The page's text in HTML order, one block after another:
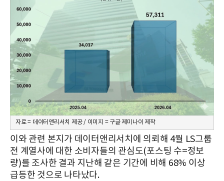
자료 = 데이터앤리서치 제공 / 이미지 = 구글 제미나이 제작
이와 관련 본지가 데이터앤리서치에 의뢰해 4월 LS그룹
전 계열사에 대한 소비자들의 관심도(포스팅 수=정보
량)를 조사한 결과 지난해 같은 기간에 비해 68% 이상
급등한 것으로 나타났다.